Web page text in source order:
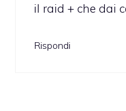
il raid + che dai
Rispondi